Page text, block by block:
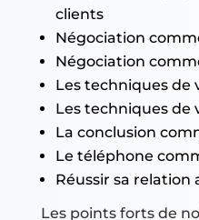
clients
Négociation
Négociation
Les techniques de
Les techniques de
La conclusion
Le téléphone
Réussir sa relation
Les points forts de